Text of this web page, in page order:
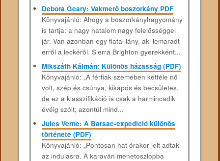
Debora Geary: Vakmerő ​boszorkány PDF
Könyvajánló: Ahogy ​a boszorkányhagyomány
is tartja: a nagy hatalom nagy felelősséggel
jár. Van azonban egy fiatal lány, aki lemaradt
erről a leckéről. Sierra Brighton gyerekként...
Mikszáth Kálmán: Különös házasság (PDF)
Könyvajánló: „A férfiak szemében kétféle nő
volt, szép és csúnya, kikapós és becsületes,
de ez a klasszifikáció is csak a harmincadik
évéig szólt; azontúl mind...
Jules Verne: A Barsac-expedíció különös
története (PDF)
Könyvajánló: „Pontosan hat órakor jelt adtak
az indulásra. A karaván menetoszlopba